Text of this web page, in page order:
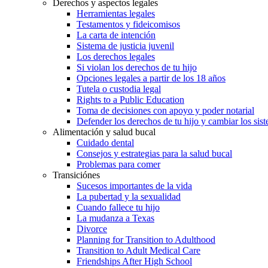
Derechos y aspectos legales
Herramientas legales
Testamentos y fideicomisos
La carta de intención
Sistema de justicia juvenil
Los derechos legales
Si violan los derechos de tu hijo
Opciones legales a partir de los 18 años
Tutela o custodia legal
Rights to a Public Education
Toma de decisiones con apoyo y poder notarial
Defender los derechos de tu hijo y cambiar los
Alimentación y salud bucal
Cuidado dental
Consejos y estrategias para la salud bucal
Problemas para comer
Transiciónes
Sucesos importantes de la vida
La pubertad y la sexualidad
Cuando fallece tu hijo
La mudanza a Texas
Divorce
Planning for Transition to Adulthood
Transition to Adult Medical Care
Friendships After High School